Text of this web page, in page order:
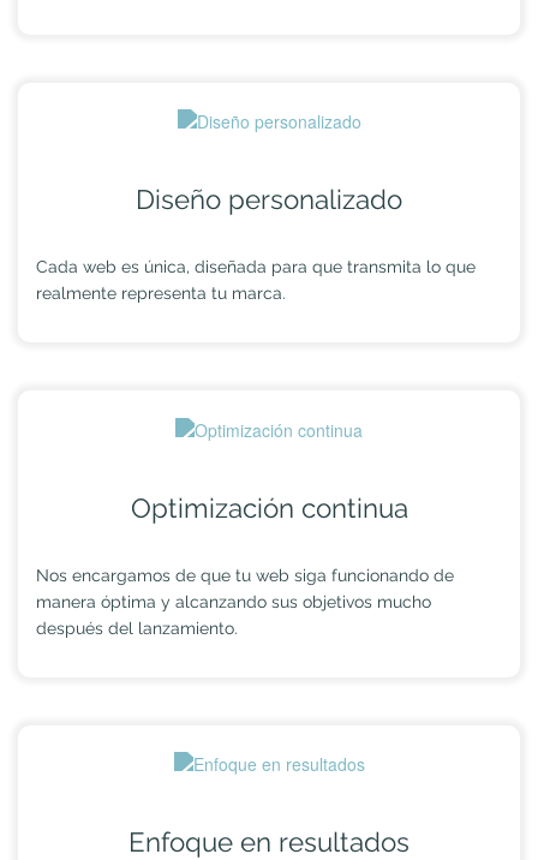
Diseño personalizado
Cada web es única, diseñada para que transmita lo que
realmente representa tu marca.
Optimización continua
Nos encargamos de que tu web siga funcionando de
manera óptima y alcanzando sus objetivos mucho
después del lanzamiento.
Enfoque en resultados